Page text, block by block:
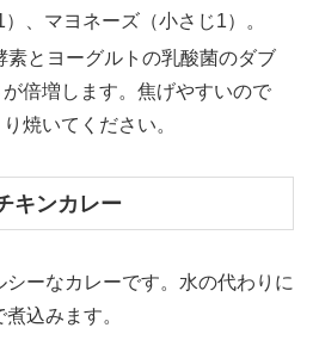
、マヨネーズ（小さじ1）。
素とヨーグルトの乳酸菌のダブ
倍増します。焦げやすいので
焼いてください。
キンカレー
ーなカレーです。水の代わりに
込みます。